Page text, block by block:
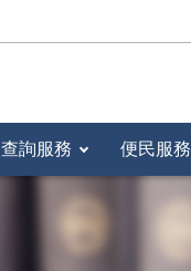
查詢服務 便民服務